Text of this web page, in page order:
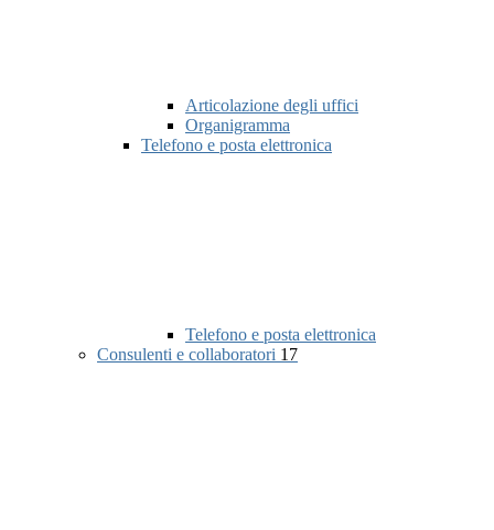
Articolazione degli uffici
Organigramma
Telefono e posta elettronica
Telefono e posta elettronica
Consulenti e collaboratori 17